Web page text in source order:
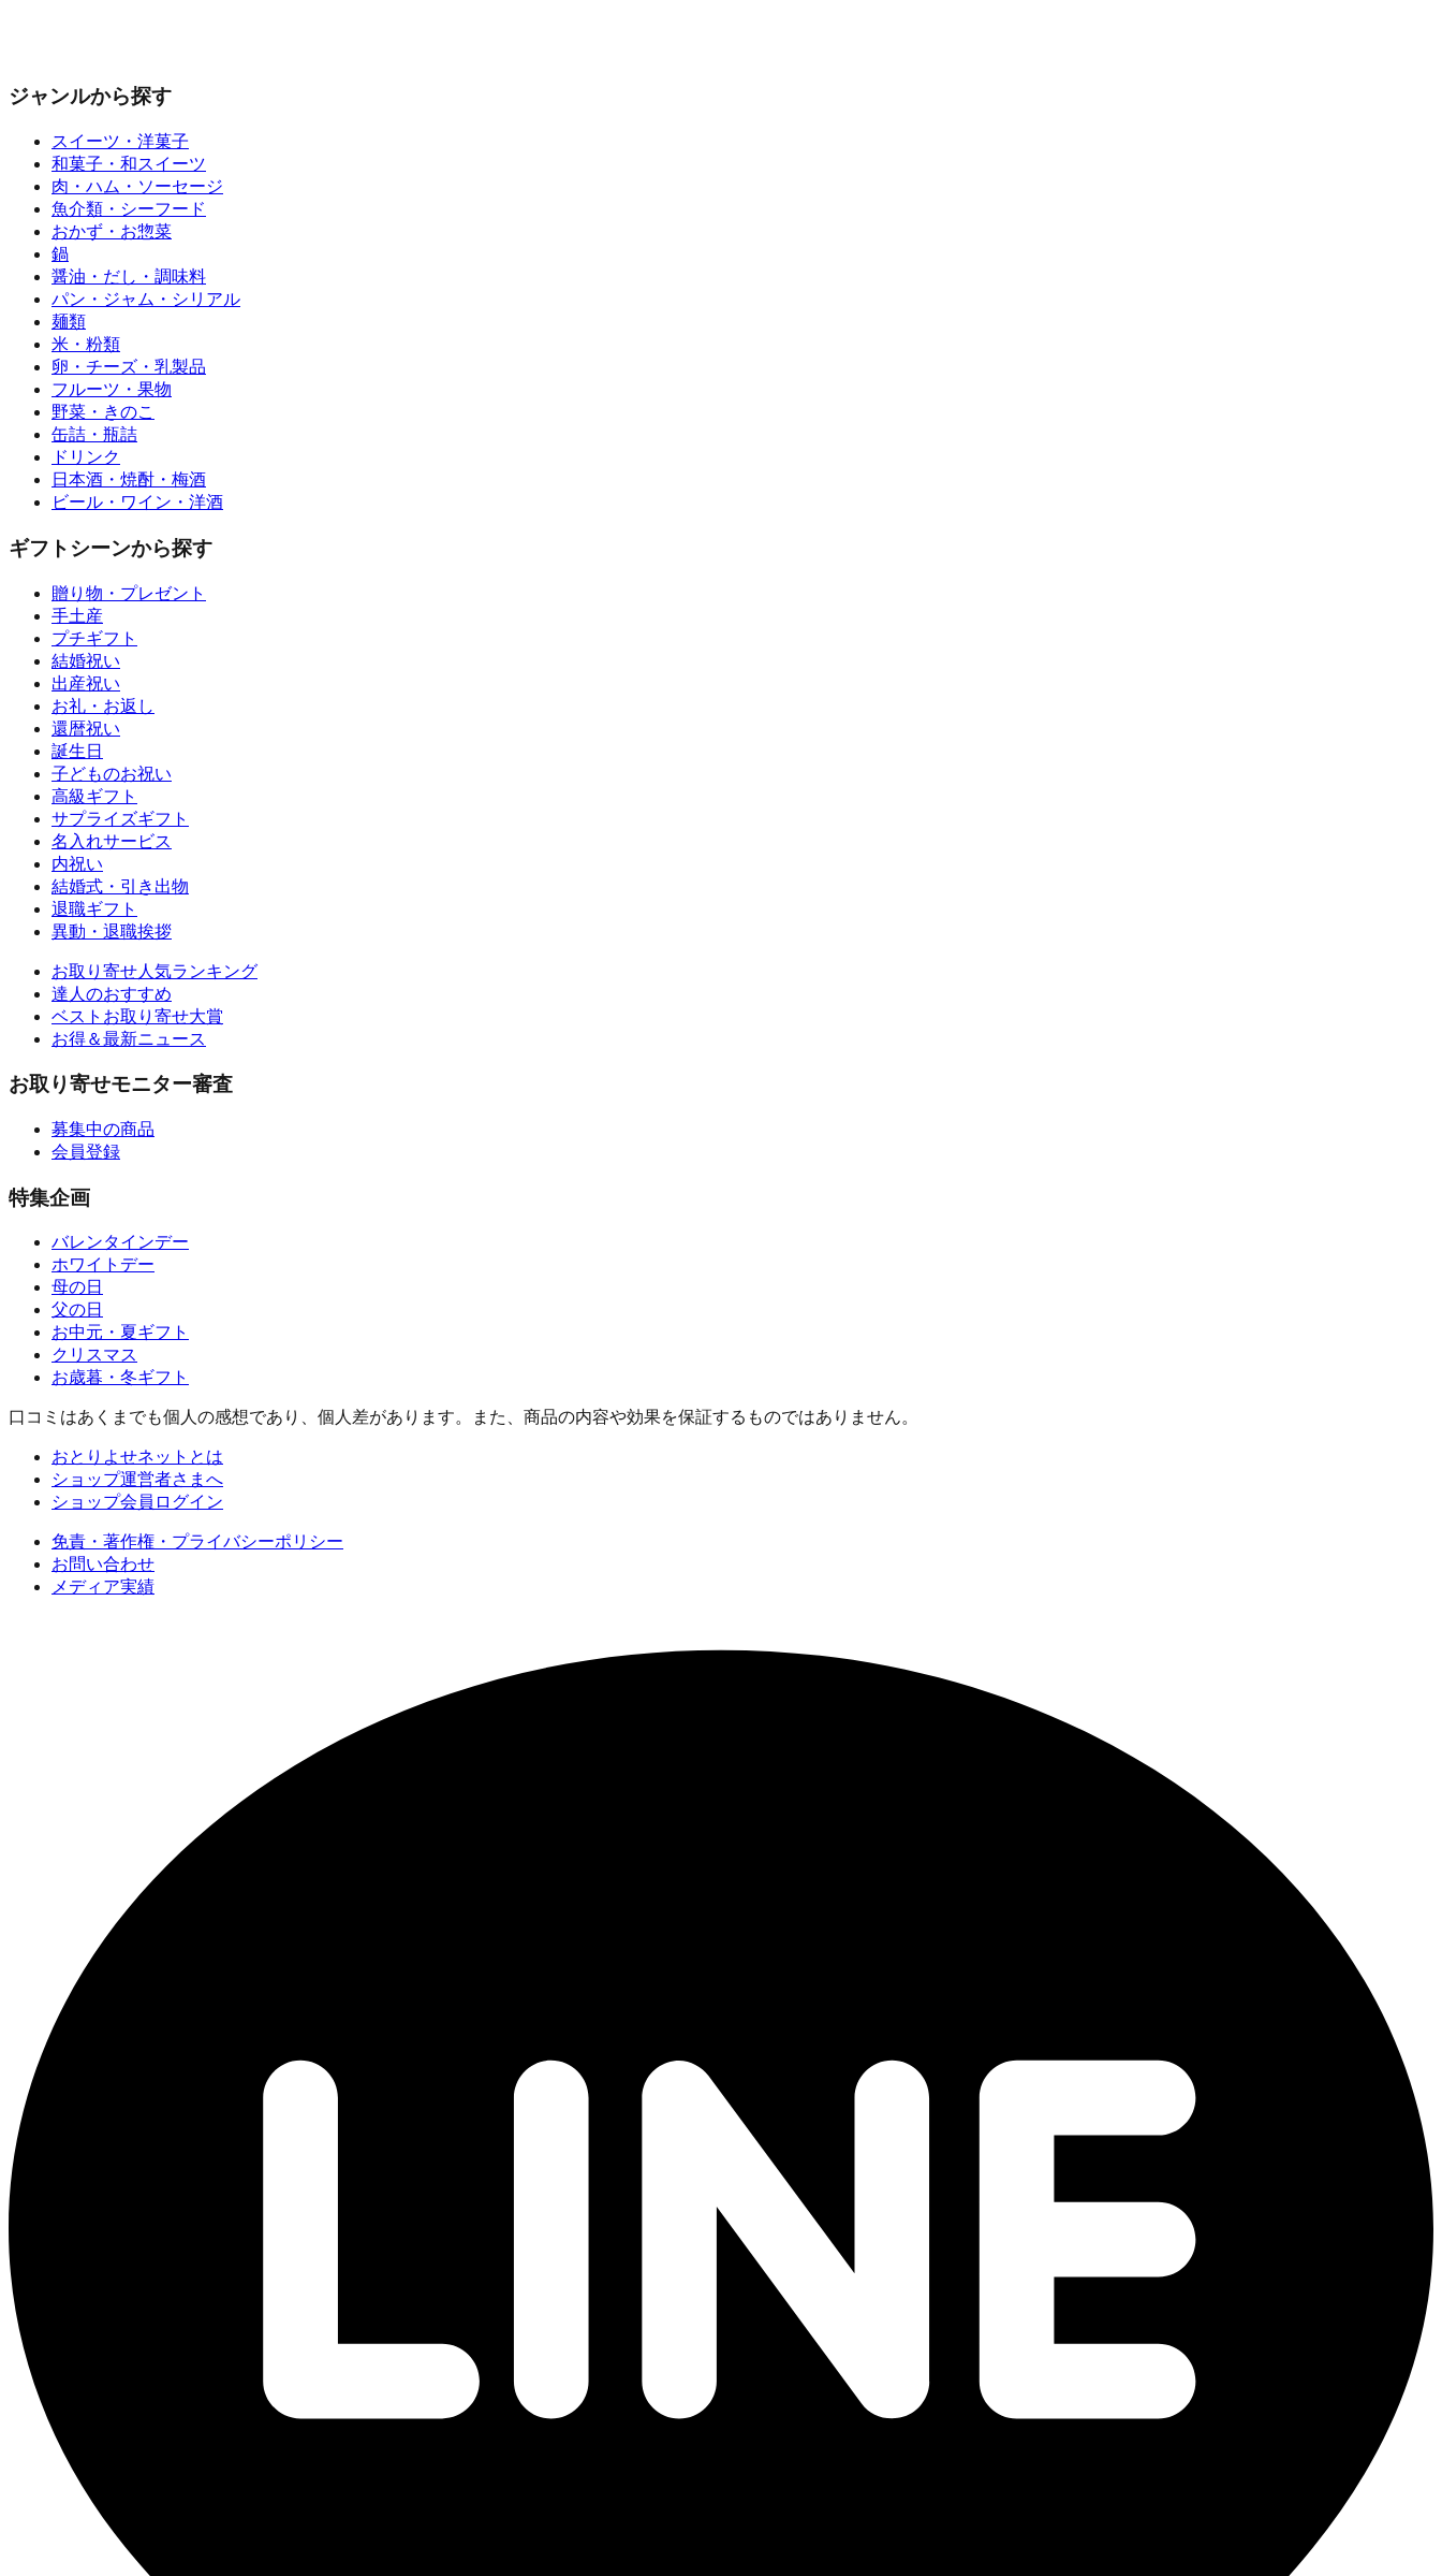
ジャンルから探す
スイーツ・洋菓子
和菓子・和スイーツ
肉・ハム・ソーセージ
魚介類・シーフード
おかず・お惣菜
鍋
醤油・だし・調味料
パン・ジャム・シリアル
麺類
米・粉類
卵・チーズ・乳製品
フルーツ・果物
野菜・きのこ
缶詰・瓶詰
ドリンク
日本酒・焼酎・梅酒
ビール・ワイン・洋酒
ギフトシーンから探す
贈り物・プレゼント
手土産
プチギフト
結婚祝い
出産祝い
お礼・お返し
還暦祝い
誕生日
子どものお祝い
高級ギフト
サプライズギフト
名入れサービス
内祝い
結婚式・引き出物
退職ギフト
異動・退職挨拶
お取り寄せ人気ランキング
達人のおすすめ
ベストお取り寄せ大賞
お得＆最新ニュース
お取り寄せモニター審査
募集中の商品
会員登録
特集企画
バレンタインデー
ホワイトデー
母の日
父の日
お中元・夏ギフト
クリスマス
お歳暮・冬ギフト
口コミはあくまでも個人の感想であり、個人差があります。また、商品の内容や効果を保証するものではありません。
おとりよせネットとは
ショップ運営者さまへ
ショップ会員ログイン
免責・著作権・プライバシーポリシー
お問い合わせ
メディア実績